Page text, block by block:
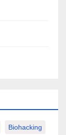
Biohacking